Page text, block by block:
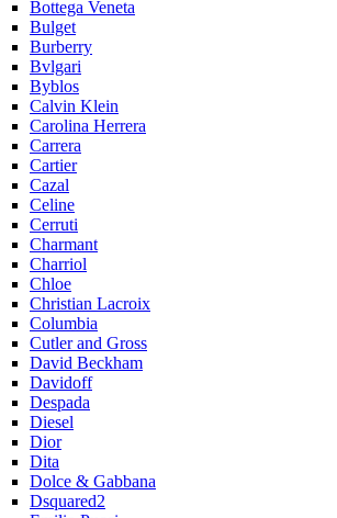
Bottega Veneta
Bulget
Burberry
Bvlgari
Byblos
Calvin Klein
Carolina Herrera
Carrera
Cartier
Cazal
Celine
Cerruti
Charmant
Charriol
Chloe
Christian Lacroix
Columbia
Cutler and Gross
David Beckham
Davidoff
Despada
Diesel
Dior
Dita
Dolce & Gabbana
Dsquared2